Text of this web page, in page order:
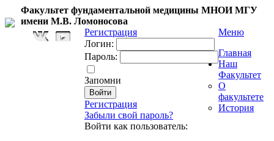
Факультет фундаментальной медицины МНОИ МГУ
имени М.В. Ломоносова
Регистрация
Логин:
Пароль:
Запомни
Регистрация
Забыли свой пароль?
Войти как пользователь:
Меню
Главная
Наш
Факультет
О
факультете
История